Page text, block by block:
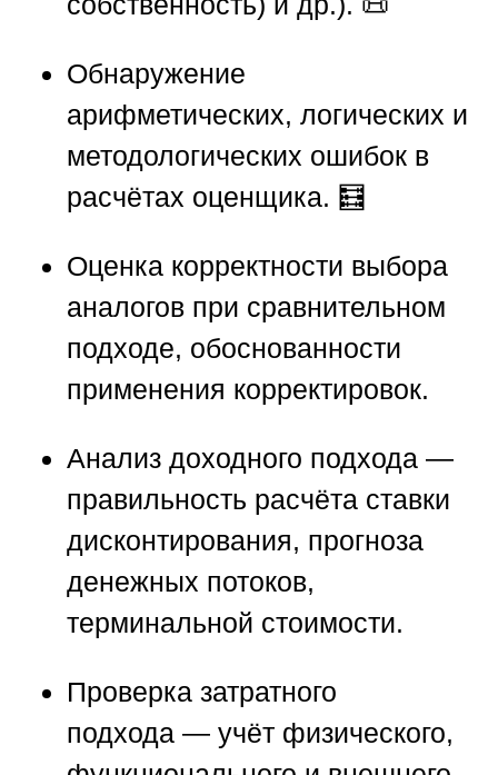
Обнаружение
арифметических, логических и
методологических ошибок в
расчётах оценщика. 🧮
Оценка корректности выбора
аналогов при сравнительном
подходе, обоснованности
применения корректировок.
Анализ доходного подхода —
правильность расчёта ставки
дисконтирования, прогноза
денежных потоков,
терминальной стоимости.
Проверка затратного
подхода — учёт физического,